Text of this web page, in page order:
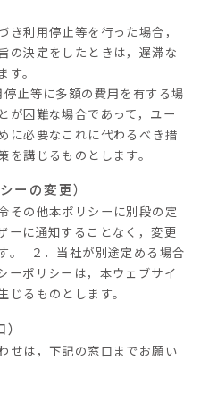
き利用停止等を行った場合，
の決定をしたときは，遅滞な
。
止等に多額の費用を有する場
が困難な場合であって，ユー
に必要なこれに代わるべき措
講じるものとします。
ーの変更）
その他本ポリシーに別段の定
ーに通知することなく，変更
。 ２．当社が別途定める場合
ーポリシーは，本ウェブサイ
じるものとします。
せは，下記の窓口までお願い